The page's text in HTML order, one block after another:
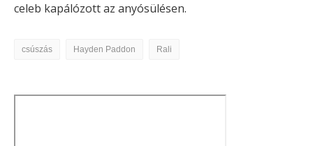
celeb kapálózott az anyósülésen.
csúszás Hayden Paddon Rali